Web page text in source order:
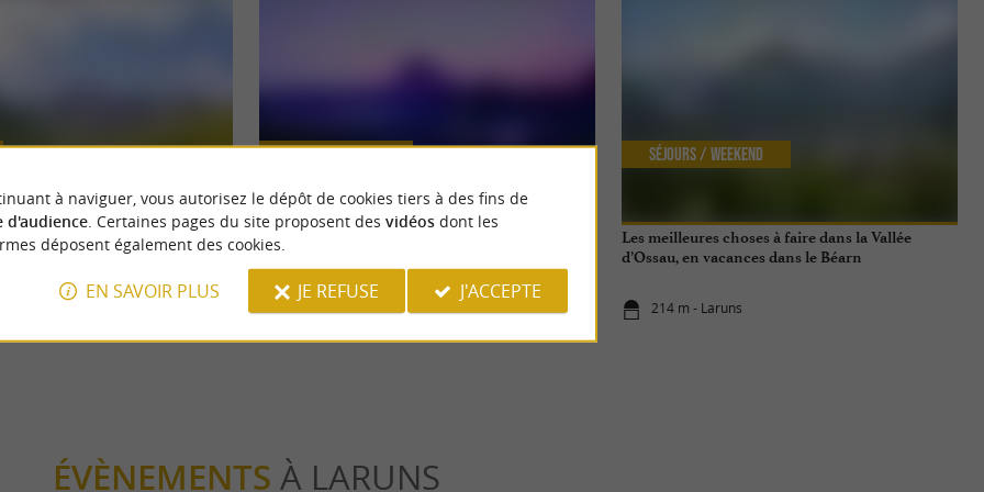
un incontournable des
Les spots photos du Béarn
214 m - Laruns
Incontournable
Les meilleures choses à faire dans la Vallée
d’Ossau, en vacances dans le Béarn
214 m - Laruns
Séjours / Weekend
ÉVÈNEMENTS À LARUNS
à naviguer, vous autorisez le dépôt de cookies tiers à des fins de
d'audience. Certaines pages du site proposent des vidéosdont les
déposent également des cookies.
EN SAVOIR PLUS JE REFUSE J'ACCEPTE